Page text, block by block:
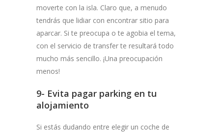
moverte con la isla. Claro que, a menudo
tendrás que lidiar con encontrar sitio para
aparcar. Si te preocupa o te agobia el tema,
con el servicio de transfer te resultará todo
mucho más sencillo. ¡Una preocupación
menos!
9- Evita pagar parking en tu
alojamiento
Si estás dudando entre elegir un coche de